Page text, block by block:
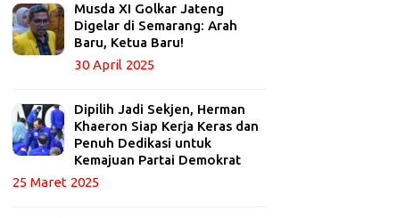
Musda XI Golkar Jateng
Digelar di Semarang: Arah
Baru, Ketua Baru!
30 April 2025
Dipilih Jadi Sekjen, Herman
Khaeron Siap Kerja Keras dan
Penuh Dedikasi untuk
Kemajuan Partai Demokrat
25 Maret 2025